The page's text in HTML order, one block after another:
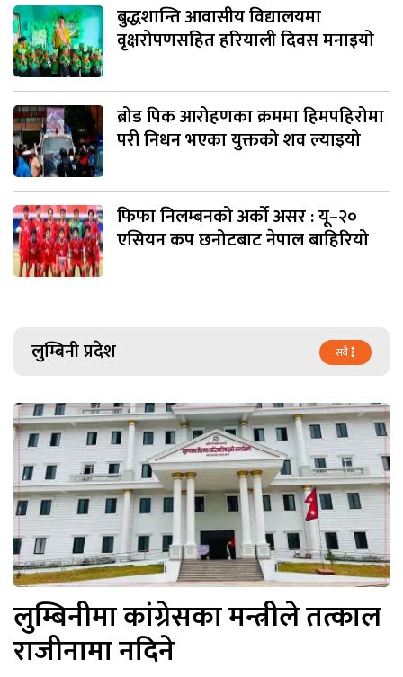
बुद्धशान्ति आवासीय विद्यालयमा
वृक्षरोपणसहित हरियाली दिवस मनाइयो
ब्रोड पिक आरोहणका क्रममा हिमपहिरोमा
परी निधन भएका युक्तको शव ल्याइयो
फिफा निलम्बनको अर्को असर : यू–२०
एसियन कप छनोटबाट नेपाल बाहिरियो
लुम्बिनी प्रदेश सबै
लुम्बिनीमा कांग्रेसका मन्त्रीले तत्काल
राजीनामा नदिने